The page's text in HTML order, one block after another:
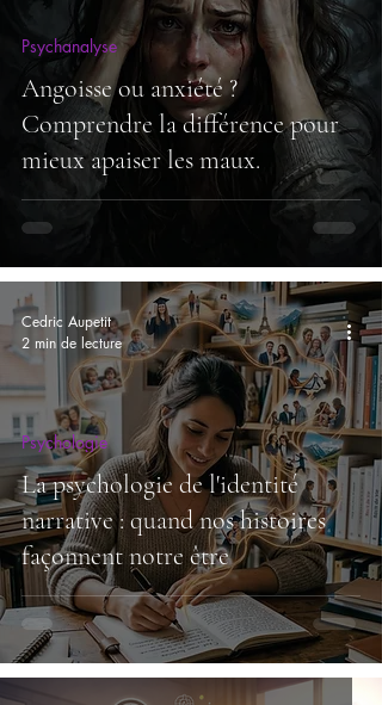
Angoisse ou anxiété ?
Comprendre la différence pour
mieux apaiser les maux.
Psychanalyse
La psychologie de l'identité
narrative : quand nos histoires
façonnent notre être
Psychologie
Cedric Aupetit
2 min de lecture